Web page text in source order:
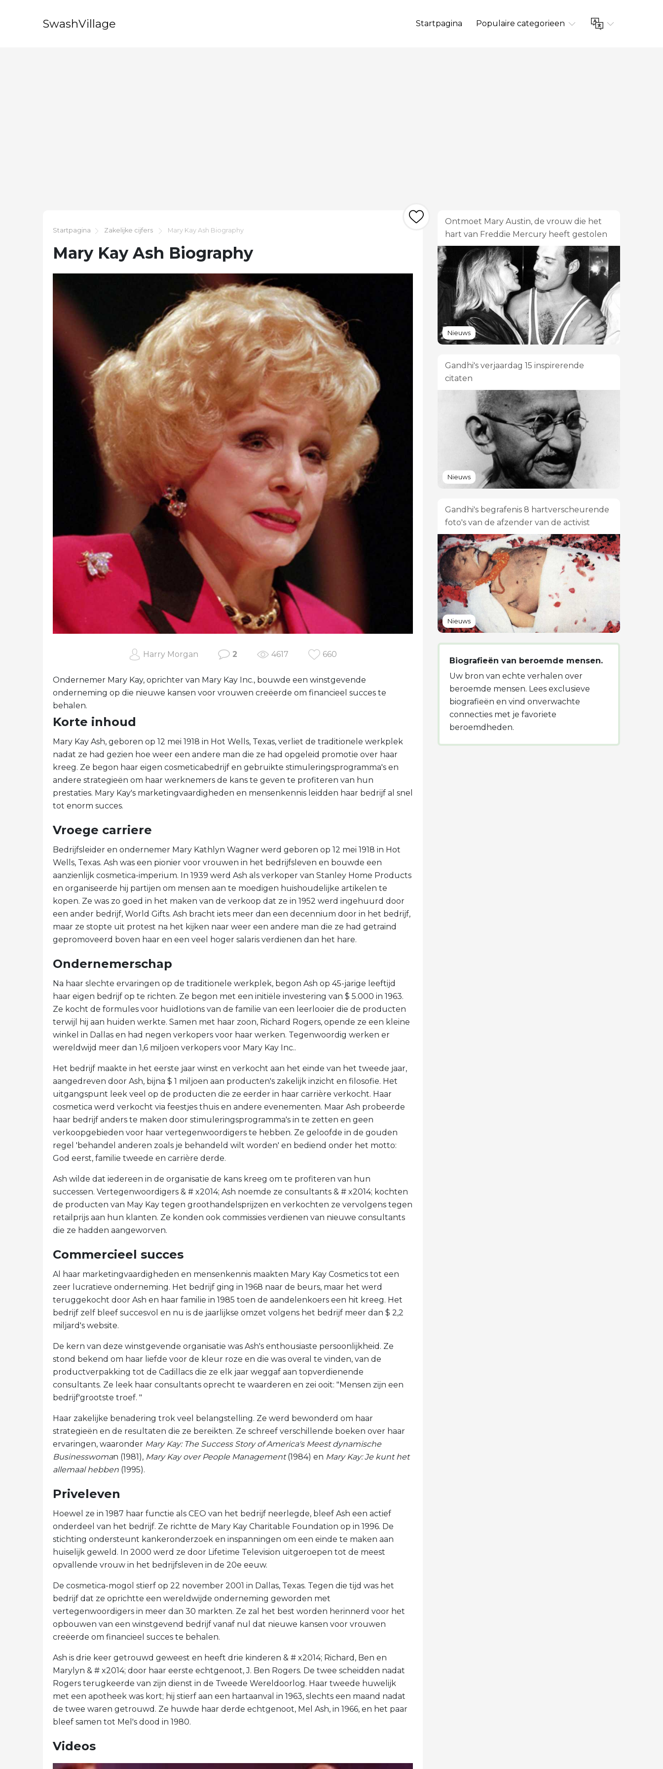
SwashVillage Startpagina Populaire categorieen
Startpagina Zakelijke cijfers Mary Kay Ash Biography
Mary Kay Ash Biography
Harry Morgan 2 4617 660
Ondernemer Mary Kay, oprichter van Mary Kay Inc., bouwde een winstgevende
onderneming op die nieuwe kansen voor vrouwen creëerde om financieel succes te
behalen.
Korte inhoud
Mary Kay Ash, geboren op 12 mei 1918 in Hot Wells, Texas, verliet de traditionele werkplek
nadat ze had gezien hoe weer een andere man die ze had opgeleid promotie over haar
kreeg. Ze begon haar eigen cosmeticabedrijf en gebruikte stimuleringsprogramma's en
andere strategieën om haar werknemers de kans te geven te profiteren van hun
prestaties. Mary Kay's marketingvaardigheden en mensenkennis leidden haar bedrijf al snel
tot enorm succes.
Vroege carriere
Bedrijfsleider en ondernemer Mary Kathlyn Wagner werd geboren op 12 mei 1918 in Hot
Wells, Texas. Ash was een pionier voor vrouwen in het bedrijfsleven en bouwde een
aanzienlijk cosmetica-imperium. In 1939 werd Ash als verkoper van Stanley Home Products
en organiseerde hij partijen om mensen aan te moedigen huishoudelijke artikelen te
kopen. Ze was zo goed in het maken van de verkoop dat ze in 1952 werd ingehuurd door
een ander bedrijf, World Gifts. Ash bracht iets meer dan een decennium door in het bedrijf,
maar ze stopte uit protest na het kijken naar weer een andere man die ze had getraind
gepromoveerd boven haar en een veel hoger salaris verdienen dan het hare.
Ondernemerschap
Na haar slechte ervaringen op de traditionele werkplek, begon Ash op 45-jarige leeftijd
haar eigen bedrijf op te richten. Ze begon met een initiële investering van $ 5.000 in 1963.
Ze kocht de formules voor huidlotions van de familie van een leerlooier die de producten
terwijl hij aan huiden werkte. Samen met haar zoon, Richard Rogers, opende ze een kleine
winkel in Dallas en had negen verkopers voor haar werken. Tegenwoordig werken er
wereldwijd meer dan 1,6 miljoen verkopers voor Mary Kay Inc..
Het bedrijf maakte in het eerste jaar winst en verkocht aan het einde van het tweede jaar,
aangedreven door Ash, bijna $ 1 miljoen aan producten's zakelijk inzicht en filosofie. Het
uitgangspunt leek veel op de producten die ze eerder in haar carrière verkocht. Haar
cosmetica werd verkocht via feestjes thuis en andere evenementen. Maar Ash probeerde
haar bedrijf anders te maken door stimuleringsprogramma's in te zetten en geen
verkoopgebieden voor haar vertegenwoordigers te hebben. Ze geloofde in de gouden
regel 'behandel anderen zoals je behandeld wilt worden' en bediend onder het motto:
God eerst, familie tweede en carrière derde.
Ash wilde dat iedereen in de organisatie de kans kreeg om te profiteren van hun
successen. Vertegenwoordigers & # x2014; Ash noemde ze consultants & # x2014; kochten
de producten van May Kay tegen groothandelsprijzen en verkochten ze vervolgens tegen
retailprijs aan hun klanten. Ze konden ook commissies verdienen van nieuwe consultants
die ze hadden aangeworven.
Commercieel succes
Al haar marketingvaardigheden en mensenkennis maakten Mary Kay Cosmetics tot een
zeer lucratieve onderneming. Het bedrijf ging in 1968 naar de beurs, maar het werd
teruggekocht door Ash en haar familie in 1985 toen de aandelenkoers een hit kreeg. Het
bedrijf zelf bleef succesvol en nu is de jaarlijkse omzet volgens het bedrijf meer dan $ 2,2
miljard's website.
De kern van deze winstgevende organisatie was Ash's enthousiaste persoonlijkheid. Ze
stond bekend om haar liefde voor de kleur roze en die was overal te vinden, van de
productverpakking tot de Cadillacs die ze elk jaar weggaf aan topverdienende
consultants. Ze leek haar consultants oprecht te waarderen en zei ooit: "Mensen zijn een
bedrijf'grootste troef. "
Haar zakelijke benadering trok veel belangstelling. Ze werd bewonderd om haar
strategieën en de resultaten die ze bereikten. Ze schreef verschillende boeken over haar
ervaringen, waaronder Mary Kay: The Success Story of America's Meest dynamische
Businesswoman (1981), Mary Kay over People Management(1984) en Mary Kay: Je kunt het
allemaal hebben (1995).
Priveleven
Hoewel ze in 1987 haar functie als CEO van het bedrijf neerlegde, bleef Ash een actief
onderdeel van het bedrijf. Ze richtte de Mary Kay Charitable Foundation op in 1996. De
stichting ondersteunt kankeronderzoek en inspanningen om een ​​einde te maken aan
huiselijk geweld. In 2000 werd ze door Lifetime Television uitgeroepen tot de meest
opvallende vrouw in het bedrijfsleven in de 20e eeuw.
De cosmetica-mogol stierf op 22 november 2001 in Dallas, Texas. Tegen die tijd was het
bedrijf dat ze oprichtte een wereldwijde onderneming geworden met
vertegenwoordigers in meer dan 30 markten. Ze zal het best worden herinnerd voor het
opbouwen van een winstgevend bedrijf vanaf nul dat nieuwe kansen voor vrouwen
creëerde om financieel succes te behalen.
Ash is drie keer getrouwd geweest en heeft drie kinderen & # x2014; Richard, Ben en
Marylyn & # x2014; door haar eerste echtgenoot, J. Ben Rogers. De twee scheidden nadat
Rogers terugkeerde van zijn dienst in de Tweede Wereldoorlog. Haar tweede huwelijk
met een apotheek was kort; hij stierf aan een hartaanval in 1963, slechts een maand nadat
de twee waren getrouwd. Ze huwde haar derde echtgenoot, Mel Ash, in 1966, en het paar
bleef samen tot Mel's dood in 1980.
Videos
Ontmoet Mary Austin, de vrouw die het
hart van Freddie Mercury heeft gestolen
Nieuws
Gandhi's verjaardag 15 inspirerende
citaten
Nieuws
Gandhi's begrafenis 8 hartverscheurende
foto's van de afzender van de activist
Nieuws
Biografieën van beroemde mensen.
Uw bron van echte verhalen over
beroemde mensen. Lees exclusieve
biografieën en vind onverwachte
connecties met je favoriete
beroemdheden.